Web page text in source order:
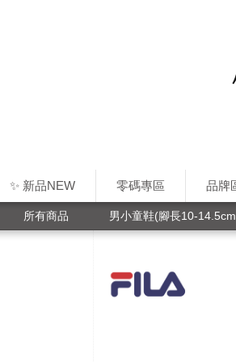
✨ 新品NEW 零碼專區 品牌
所有商品 男小童鞋(腳長10-